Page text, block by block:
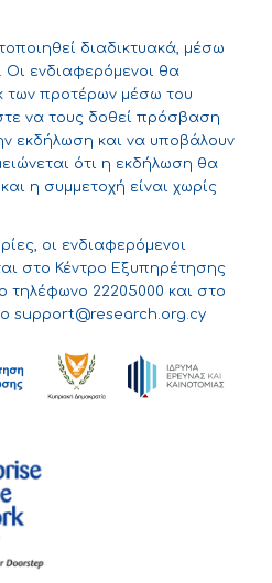
διαδικτυακά, μέσω
ενδιαφερόμενοι θα
των προτέρων μέσω του
να τους δοθεί πρόσβαση
εκδήλωση και να υποβάλουν
ότι η εκδήλωση θα
η συμμετοχή είναι χωρίς
οι ενδιαφερόμενοι
στο Κέντρο Εξυπηρέτησης
τηλέφωνο 22205000 και στο
support@research.org.cy